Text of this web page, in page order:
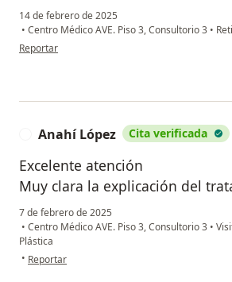
14 de febrero de 2025
• Centro Médico AVE. Piso 3, Consultorio 3 •
en opinión del usuario C.D
Reportar
Anahí López Cita verificada
Excelente atención
Muy clara la explicación del
7 de febrero de 2025
• Centro Médico AVE. Piso 3, Consultorio 3 •
Plástica
• en opinión del usuario Anahí López
Reportar